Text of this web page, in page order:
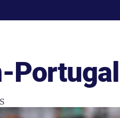
Portugal